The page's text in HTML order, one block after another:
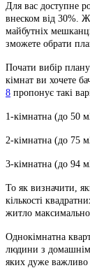
Для вас доступне
внеском від 30%.
майбутніх
зможете обрати
Почати вибір
кімнат ви хочете
8 пропонує такі
1-кімнатна (до 50
2-кімнатна (до 75
3-кімнатна (до 94
То як визначити,
кількості
житло
Однокімнатна
людини з
яких дуже важливо